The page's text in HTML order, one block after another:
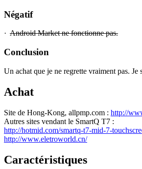
Négatif
· Android Market ne fonctionne pas.
Conclusion
Un achat que je ne regrette vraiment pas.
Achat
Site de Hong-Kong, allpmp.com : http://
Autres sites vendant le SmartQ T7 :
http://hotmid.com/smartq-t7-mid-7-
http://www.eletroworld.cn/
Caractéristiques